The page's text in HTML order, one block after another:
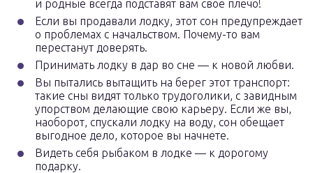
и родные всегда подставят вам свое плечо!
Если вы продавали лодку, этот сон предупреждает
о проблемах с начальством. Почему-то вам
перестанут доверять.
Принимать лодку в дар во сне — к новой любви.
Вы пытались вытащить на берег этот транспорт:
такие сны видят только трудоголики, с завидным
упорством делающие свою карьеру. Если же вы,
наоборот, спускали лодку на воду, сон обещает
выгодное дело, которое вы начнете.
Видеть себя рыбаком в лодке — к дорогому
подарку.